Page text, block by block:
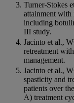
Turner-Stokes
attainment with
including
III study.
Jacinto et al.,
retreatment
management.
Jacinto et al.,
spasticity and
patients over
A) treatment